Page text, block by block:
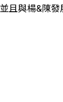
且與楊&陳